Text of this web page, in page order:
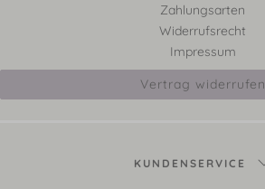
Zahlungsarten
Widerrufsrecht
Impressum
Vertrag widerrufen
KUNDENSERVICE